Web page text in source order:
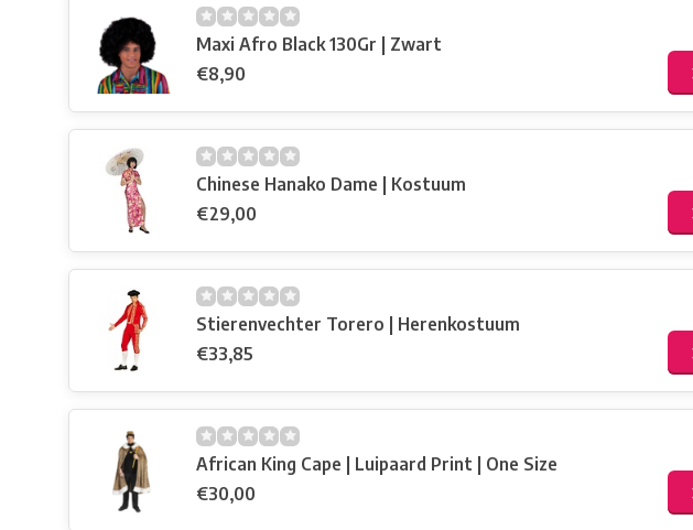
Maxi Afro Black 130Gr | Zwart
€8,90
Chinese Hanako Dame | Kostuum
€29,00
Stierenvechter Torero | Herenkostuum
€33,85
African King Cape | Luipaard Print | One Size
€30,00